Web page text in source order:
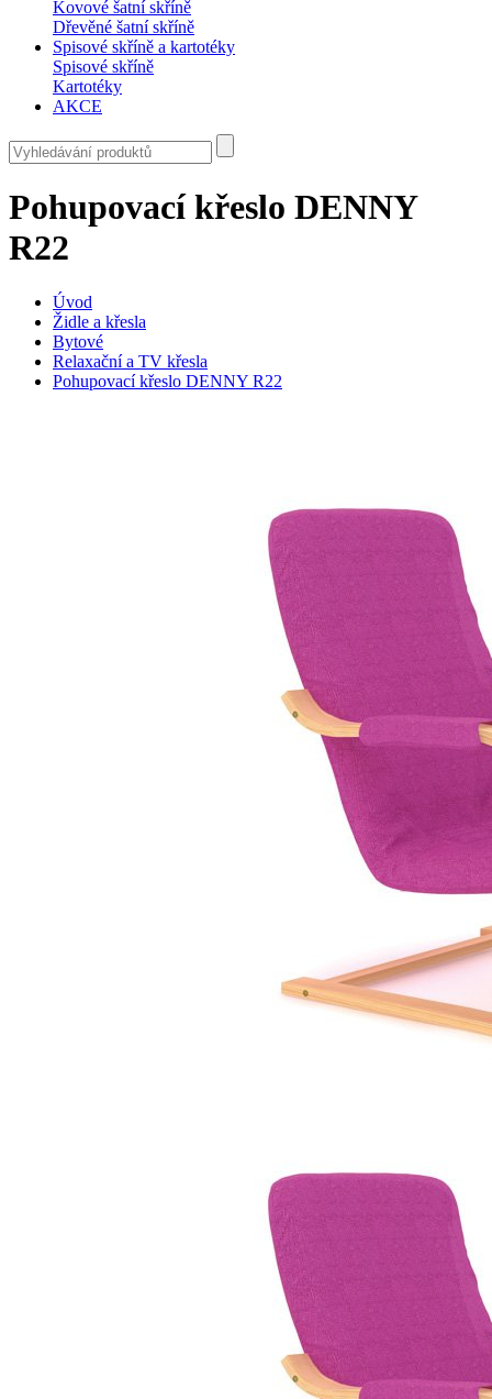
Kovové šatní skříně
Dřevěné šatní skříně
Spisové skříně a kartotéky
Spisové skříně
Kartotéky
AKCE
Pohupovací křeslo DENNY
R22
Úvod
Židle a křesla
Bytové
Relaxační a TV křesla
Pohupovací křeslo DENNY R22